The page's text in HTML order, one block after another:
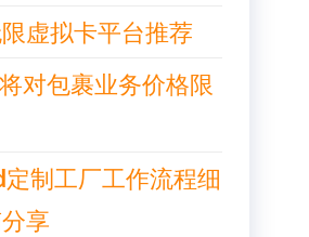
虚拟卡平台推荐
将对包裹业务价格限
定制工厂工作流程细
享